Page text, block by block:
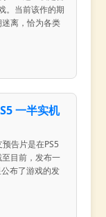
。当前该作的期
离，恰为各类
一半实机
告片是在PS5
目前，发布一
布了游戏的发